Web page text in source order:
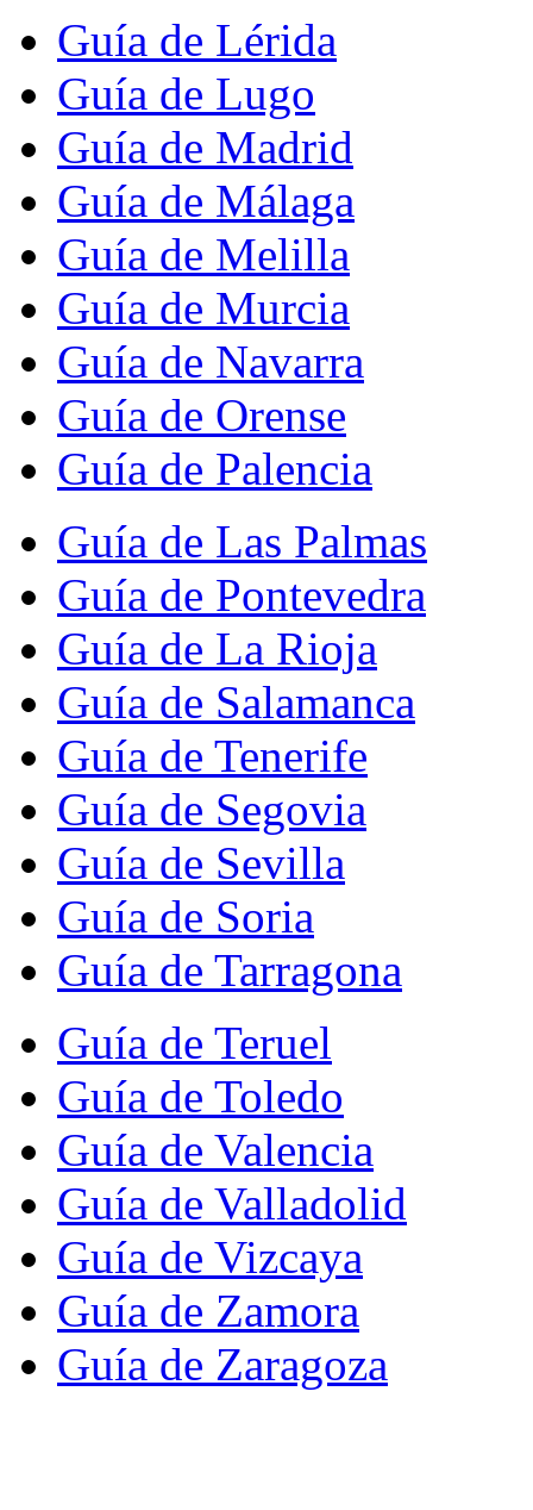
Guía de Lérida
Guía de Lugo
Guía de Madrid
Guía de Málaga
Guía de Melilla
Guía de Murcia
Guía de Navarra
Guía de Orense
Guía de Palencia
Guía de Las Palmas
Guía de Pontevedra
Guía de La Rioja
Guía de Salamanca
Guía de Tenerife
Guía de Segovia
Guía de Sevilla
Guía de Soria
Guía de Tarragona
Guía de Teruel
Guía de Toledo
Guía de Valencia
Guía de Valladolid
Guía de Vizcaya
Guía de Zamora
Guía de Zaragoza